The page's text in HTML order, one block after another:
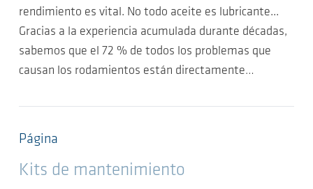
rendimiento es vital. No todo aceite es lubricante...
Gracias a la experiencia acumulada durante décadas,
sabemos que el 72 % de todos los problemas que
causan los rodamientos están directamente…
Página
Kits de mantenimiento